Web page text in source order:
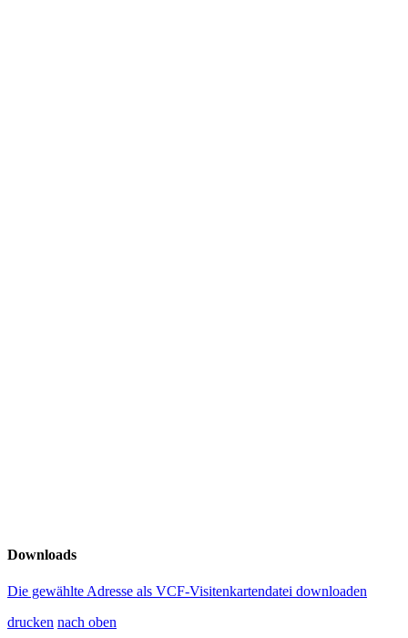
Downloads
Die gewählte Adresse als VCF-Visitenkartendatei downloaden
drucken nach oben